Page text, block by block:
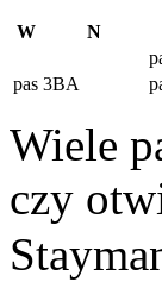
W N
pas 3BA
Wiele
czy